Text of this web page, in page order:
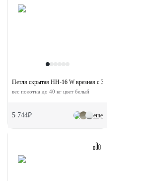
еще
Петля скрытая HH-16 W врезная с 3D-регулировкой
вес полотна до 40 кг цвет белый
5 744₽